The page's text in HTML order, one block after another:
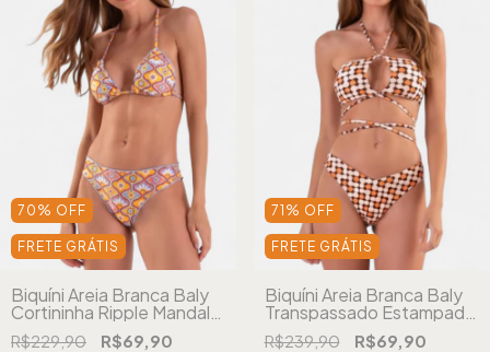
70 % OFF
FRETE GRÁTIS
Biquíni Areia Branca Baly
Cortininha Ripple Mandala
Laranja
R$229,90 R$69,90
71 % OFF
FRETE GRÁTIS
Biquíni Areia Branca Baly
Transpassado Estampado
Laranja
R$239,90 R$69,90